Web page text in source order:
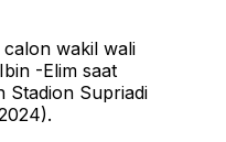
wakil wali
-Elim saat
Stadion Supriadi